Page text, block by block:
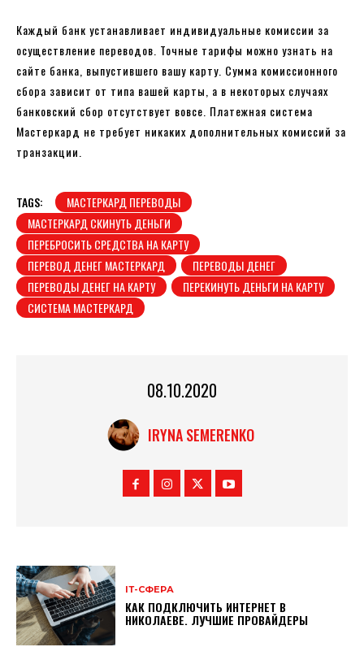
Каждый банк устанавливает индивидуальные комиссии за
осуществление переводов. Точные тарифы можно узнать на
сайте банка, выпустившего вашу карту. Сумма комиссионного
сбора зависит от типа вашей карты, а в некоторых случаях
банковский сбор отсутствует вовсе. Платежная система
Мастеркард не требует никаких дополнительных комиссий за
транзакции.
TAGS:
МАСТЕРКАРД ПЕРЕВОДЫ
МАСТЕРКАРД СКИНУТЬ ДЕНЬГИ
ПЕРЕБРОСИТЬ СРЕДСТВА НА КАРТУ
ПЕРЕВОД ДЕНЕГ МАСТЕРКАРД
ПЕРЕВОДЫ ДЕНЕГ
ПЕРЕВОДЫ ДЕНЕГ НА КАРТУ
ПЕРЕКИНУТЬ ДЕНЬГИ НА КАРТУ
СИСТЕМА МАСТЕРКАРД
08.10.2020
IRYNA SEMERENKO
ІТ-СФЕРА
КАК ПОДКЛЮЧИТЬ ИНТЕРНЕТ В
НИКОЛАЕВЕ. ЛУЧШИЕ ПРОВАЙДЕРЫ